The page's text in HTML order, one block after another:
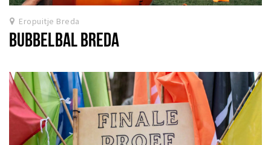
Eropuitje Breda
BUBBELBAL BREDA